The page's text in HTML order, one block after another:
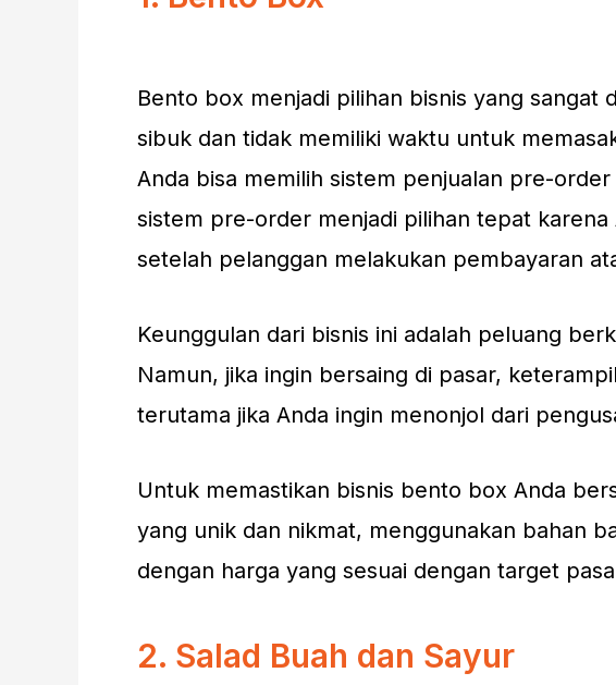
Bento box menjadi pilihan bisnis yang sangat
sibuk dan tidak memiliki waktu untuk
Anda bisa memilih sistem penjualan pre-
sistem pre-order menjadi pilihan tepat
setelah pelanggan melakukan pembayaran
Keunggulan dari bisnis ini adalah peluang
Namun, jika ingin bersaing di pasar,
terutama jika Anda ingin menonjol dari
Untuk memastikan bisnis bento box Anda
yang unik dan nikmat, menggunakan bahan
dengan harga yang sesuai dengan target
2. Salad Buah dan Sayur